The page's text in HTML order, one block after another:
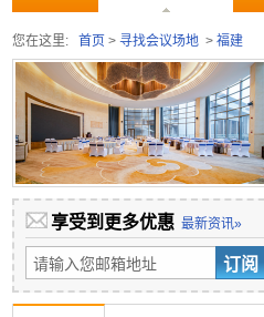
您在这里: 首页 > 寻找会议场地 > 福建
享受到更多优惠 最新资讯»